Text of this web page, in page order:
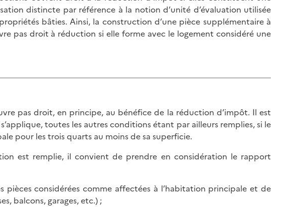
distincte par référence à la notion d’unité d’évaluation utilisée
bâties. Ainsi, la construction d’une pièce supplémentaire à
pas droit à réduction si elle forme avec le logement considéré une
pas droit, en principe, au bénéfice de la réduction d’impôt. Il est
toutes les autres conditions étant par ailleurs remplies, si le
pour les trois quarts au moins de sa superficie.
est remplie, il convient de prendre en considération le rapport
pièces considérées comme affectées à l’habitation principale et de
balcons, garages, etc.) ;